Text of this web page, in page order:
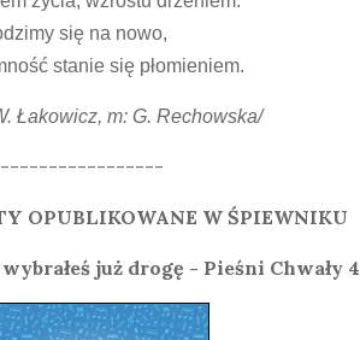
się na nowo,
stanie się płomieniem.
Łakowicz, m: G. Rechowska/
OPUBLIKOWANE W ŚPIEWNIKU
już drogę - Pieśni Chwały 4